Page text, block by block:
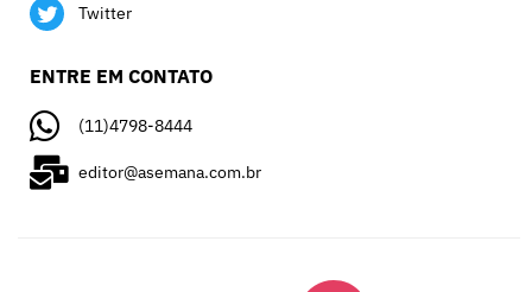
Twitter
ENTRE EM CONTATO
(11)4798-8444
editor@asemana.com.br